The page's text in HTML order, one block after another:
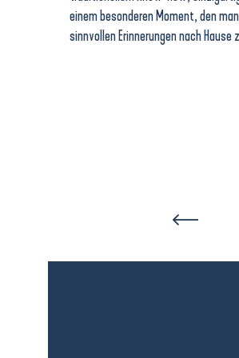
einem besonderen Moment, den
sinnvollen Erinnerungen nach Hause